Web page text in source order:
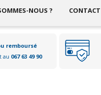
NOUS ? CONTACT
remboursé
au 067 63 49 90